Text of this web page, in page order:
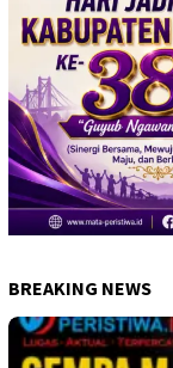
BREAKING NEWS